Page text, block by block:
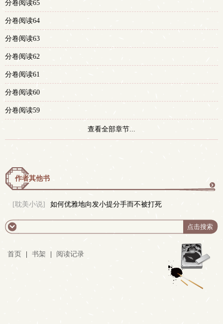
分卷阅读65
分卷阅读64
分卷阅读63
分卷阅读62
分卷阅读61
分卷阅读60
分卷阅读59
查看全部章节...
作者其他书
多
[耽美小说] 如何优雅地向发小提分手而不被打死
首页 书架 阅读记录